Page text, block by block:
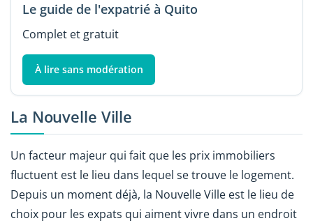
Le guide de l'expatrié à Quito
Complet et gratuit
À lire sans modération
La Nouvelle Ville
Un facteur majeur qui fait que les prix immobiliers
fluctuent est le lieu dans lequel se trouve le logement.
Depuis un moment déjà, la Nouvelle Ville est le lieu de
choix pour les expats qui aiment vivre dans un endroit